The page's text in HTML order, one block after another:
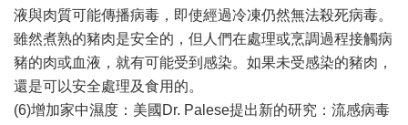
液與肉質可能傳播病毒，即使經過冷凍仍然無法殺死病毒。
雖然煮熟的豬肉是安全的，但人們在處理或烹調過程接觸病
豬的肉或血液，就有可能受到感染。如果未受感染的豬肉，
還是可以安全處理及食用的。
(6)增加家中濕度：美國Dr. Palese提出新的研究：流感病毒